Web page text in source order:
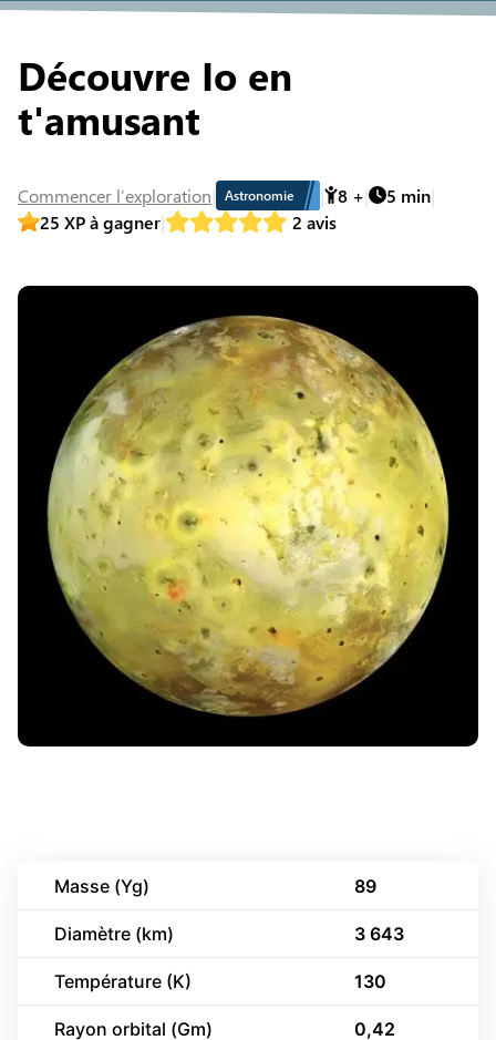
Découvre Io en
t'amusant
Commencer l’exploration Astronomie 8 + 5 min
25 XP à gagner 2 avis
Masse (Yg) 89
Diamètre (km) 3 643
Température (K) 130
Rayon orbital (Gm) 0,42